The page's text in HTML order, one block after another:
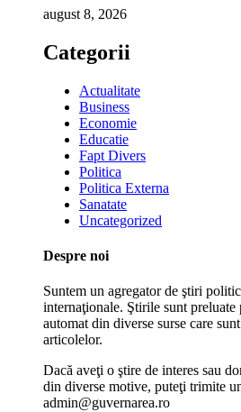
august 8, 2026
Categorii
Actualitate
Business
Economie
Educatie
Fapt Divers
Politica
Politica Externa
Sanatate
Uncategorized
Despre noi
Suntem un agregator de ştiri
internaţionale. Ştirile sunt
automat din diverse surse care
articolelor.
Dacă aveţi o ştire de interes sau
din diverse motive, puteţi trimite
admin@guvernarea.ro